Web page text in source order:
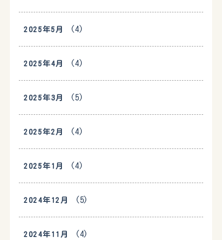
2025年5月 (4)
2025年4月 (4)
2025年3月 (5)
2025年2月 (4)
2025年1月 (4)
2024年12月 (5)
2024年11月 (4)